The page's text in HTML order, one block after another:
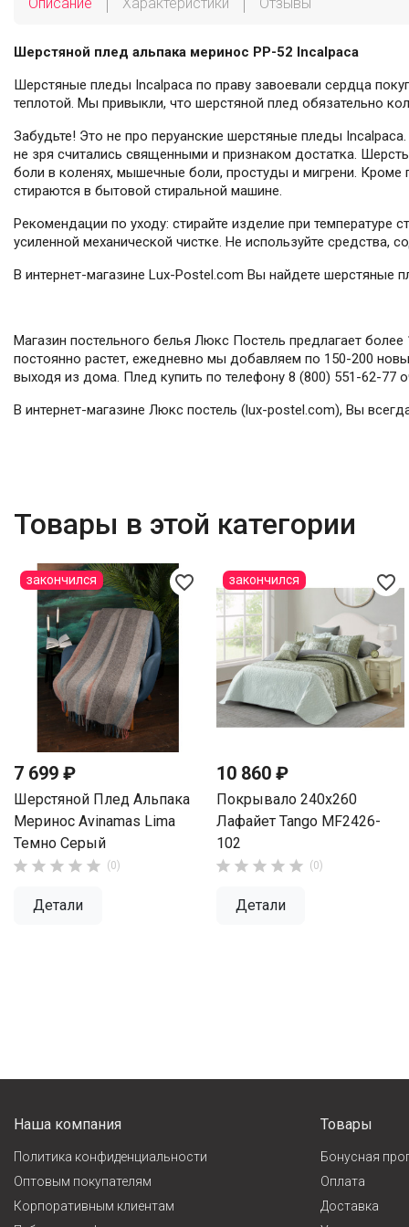
Описание Характеристики Отзывы
Шерстяной плед альпака меринос PP-52 Incalpaca
Шерстяные пледы Incalpaca по праву завоевали сердца
теплотой. Мы привыкли, что шерстяной плед обязательно
Забудьте! Это не про перуанские шерстяные пледы
не зря считались священными и признаком достатка.
боли в коленях, мышечные боли, простуды и мигрени. Кроме
стираются в бытовой стиральной машине.
Рекомендации по уходу: стирайте изделие при
усиленной механической чистке. Не используйте средства,
В интернет-магазине Lux-Postel.com Вы найдете шерстяные
Магазин постельного белья Люкс Постель предлагает
постоянно растет, ежедневно мы добавляем по 150-200
выходя из дома. Плед купить по телефону 8 (800) 551-62-77
В интернет-магазине Люкс постель (lux-postel.com), Вы
Товары в этой категории
favorite_border
7 699 ₽
Шерстяной Плед Альпака
Меринос Avinamas Lima
Темно Серый
     (0)
Детали
закончился favorite_border
10 860 ₽
Покрывало 240х260
Лафайет Tango MF2426-
102
     (0)
Детали
закончился
Наша компания
Политика конфиденциальности
Оптовым покупателям
Корпоративным клиентам
Товары
Бонусная
Оплата
Доставка